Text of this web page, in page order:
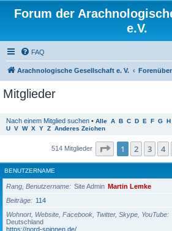
Forum der
e.V.
FAQ
Arachnologische Gesellschaft e. V.
Mitglieder
Nach einem Mitglied suchen • Alle A B C D E F G H
U V W X Y Z Anderes Zeichen
514 Mitglieder Seite 1von 21
1 2 3 4
BENUTZERNAME
Rang, Benutzername Site Admin Martin Lemke
Beiträge
114
Wohnort, Website, Facebook, Twitter, Skype, YouTube
Deutschland
https://nord-spinnen.de/